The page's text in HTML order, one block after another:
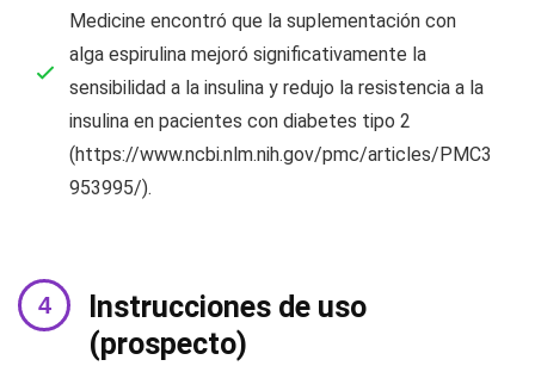
Medicine encontró que la suplementación con
alga espirulina mejoró significativamente la
sensibilidad a la insulina y redujo la resistencia a la
insulina en pacientes con diabetes tipo 2
(https://www.ncbi.nlm.nih.gov/pmc/articles/PMC3
953995/).
Instrucciones de uso
(prospecto)